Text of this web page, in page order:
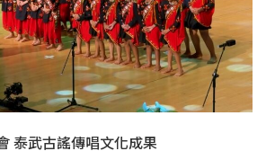
泰武古謠傳唱文化成果